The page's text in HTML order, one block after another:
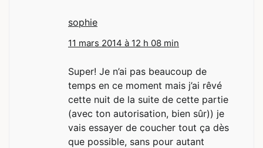
sophie
11 mars 2014 à 12 h 08 min
Super! Je n’ai pas beaucoup de
temps en ce moment mais j’ai rêvé
cette nuit de la suite de cette partie
(avec ton autorisation, bien sûr)) je
vais essayer de coucher tout ça dès
que possible, sans pour autant